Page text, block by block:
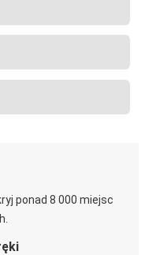
ponad 8 000 miejsc